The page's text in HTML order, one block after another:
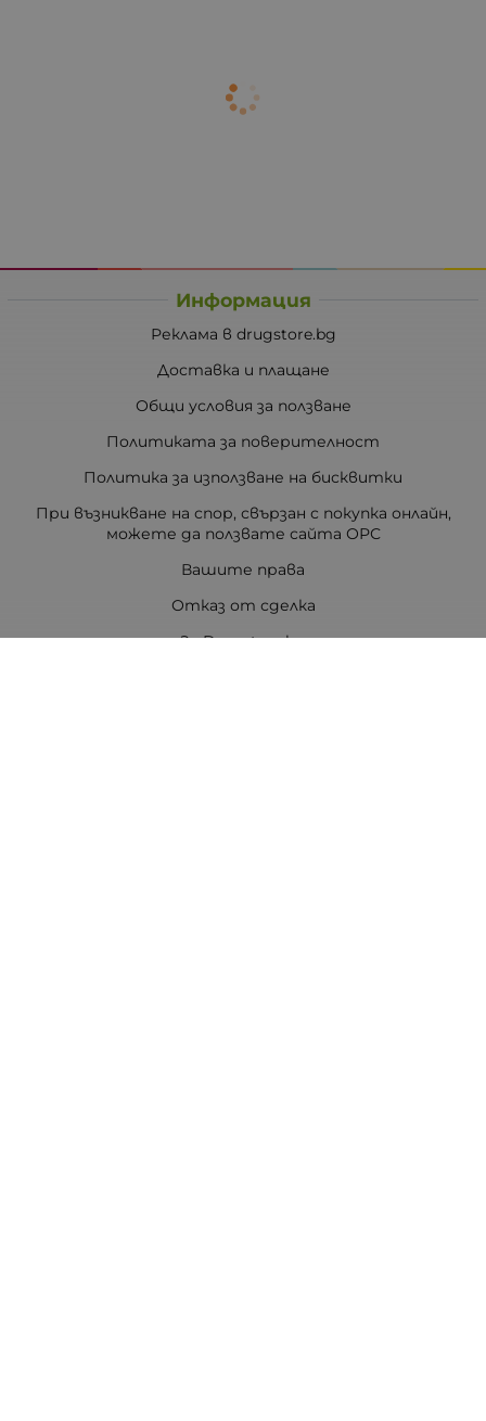
Информация
Реклама в drugstore.bg
Доставка и плащане
Общи условия за ползване
Политиката за поверителност
Политика за използване на бисквитки
При възникване на спор, свързан с покупка онлайн,
можете да ползвате сайта ОРС
Вашите права
Отказ от сделка
За Drugstore.bg